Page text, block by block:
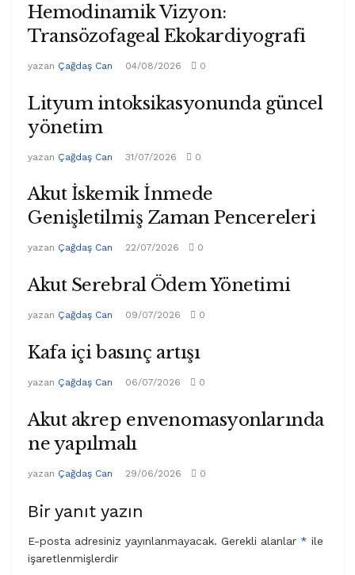
Hemodinamik Vizyon:
Transözofageal Ekokardiyografi
yazan Çağdaş Can 04/08/2026 0
Lityum intoksikasyonunda güncel
yönetim
yazan Çağdaş Can 31/07/2026 0
Akut İskemik İnmede
Genişletilmiş Zaman Pencereleri
yazan Çağdaş Can 22/07/2026 0
Akut Serebral Ödem Yönetimi
yazan Çağdaş Can 09/07/2026 0
Kafa içi basınç artışı
yazan Çağdaş Can 06/07/2026 0
Akut akrep envenomasyonlarında
ne yapılmalı
yazan Çağdaş Can 29/06/2026 0
Bir yanıt yazın
E-posta adresiniz yayınlanmayacak. Gerekli alanlar * ile
işaretlenmişlerdir